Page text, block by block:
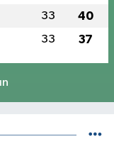
33 40
33 37